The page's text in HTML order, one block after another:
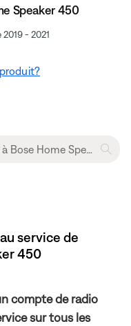
Speaker 450
- 2021
service de
450
compte de radio
sur tous les